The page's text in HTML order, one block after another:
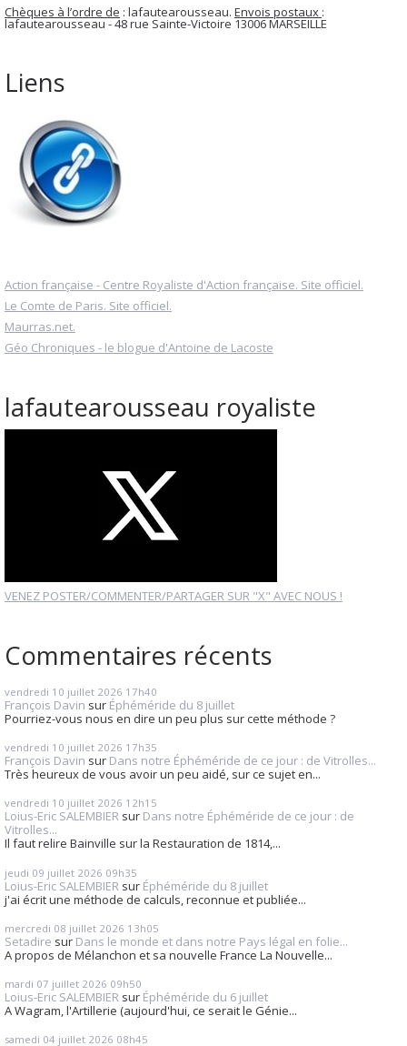
Chèques à l’ordre de : lafautearousseau. Envois postaux :
lafautearousseau - 48 rue Sainte-Victoire 13006 MARSEILLE
Liens
Action française - Centre Royaliste d'Action française. Site officiel.
Le Comte de Paris. Site officiel.
Maurras.net.
Géo Chroniques - le blogue d'Antoine de Lacoste
lafautearousseau royaliste
VENEZ POSTER/COMMENTER/PARTAGER SUR "X" AVEC NOUS !
Commentaires récents
vendredi 10 juillet 2026 17h40
François Davin sur Éphéméride du 8 juillet
Pourriez-vous nous en dire un peu plus sur cette méthode ?
vendredi 10 juillet 2026 17h35
François Davin sur Dans notre Éphéméride de ce jour : de Vitrolles...
Très heureux de vous avoir un peu aidé, sur ce sujet en...
vendredi 10 juillet 2026 12h15
Loius-Eric SALEMBIER sur Dans notre Éphéméride de ce jour : de
Vitrolles...
Il faut relire Bainville sur la Restauration de 1814,...
jeudi 09 juillet 2026 09h35
Loius-Eric SALEMBIER sur Éphéméride du 8 juillet
j'ai écrit une méthode de calculs, reconnue et publiée...
mercredi 08 juillet 2026 13h05
Setadire sur Dans le monde et dans notre Pays légal en folie...
A propos de Mélanchon et sa nouvelle France La Nouvelle...
mardi 07 juillet 2026 09h50
Loius-Eric SALEMBIER sur Éphéméride du 6 juillet
A Wagram, l'Artillerie (aujourd'hui, ce serait le Génie...
samedi 04 juillet 2026 08h45